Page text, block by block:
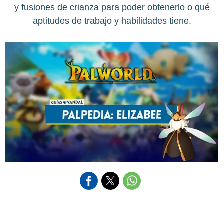
y fusiones de crianza para poder obtenerlo o qué
aptitudes de trabajo y habilidades tiene.